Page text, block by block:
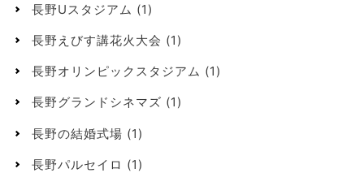
長野Uスタジアム (1)
長野えびす講花火大会 (1)
長野オリンピックスタジアム (1)
長野グランドシネマズ (1)
長野の結婚式場 (1)
長野パルセイロ (1)